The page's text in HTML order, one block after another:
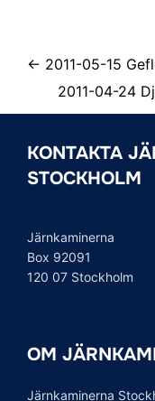
← 2011-05-15
2011-04-24
KONTAKTA
STOCKHOLM
Järnkaminerna
Box 92091
120 07 Stockholm
OM
Järnkaminerna